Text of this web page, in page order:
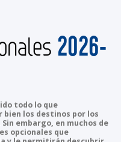
2026-
todo lo que
bien los destinos por los
embargo, en muchos de
opcionales que